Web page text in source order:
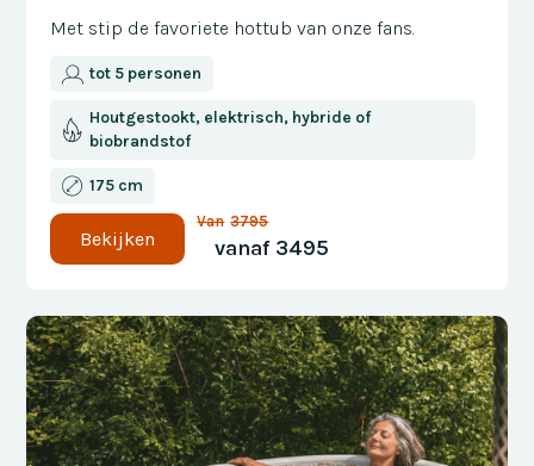
Met stip de favoriete hottub van onze fans.
tot 5 personen
Houtgestookt, elektrisch, hybride of
biobrandstof
175 cm
Bekijken
Van 3795
vanaf 3495